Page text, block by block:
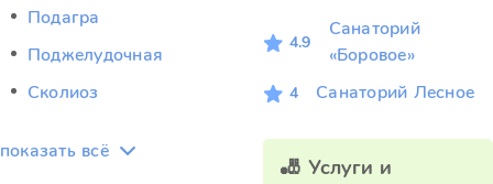
Подагра
Поджелудочная
Сколиоз
показать всё
4.9
Санаторий
«Боровое»
4 Санаторий Лесное
🎳 Услуги и